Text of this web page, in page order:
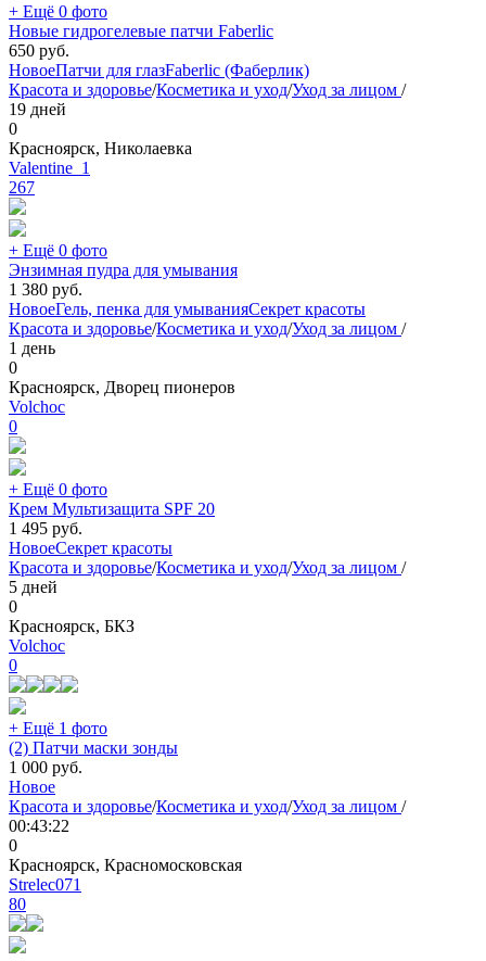
+ Ещё 0 фото
Новые гидрогелевые патчи Faberlic
650 руб.
НовоеПатчи для глазFaberlic (Фаберлик)
Красота и здоровье/Косметика и уход/Уход за лицом /
19 дней
0
Красноярск, Николаевка
Valentine_1
267
+ Ещё 0 фото
Энзимная пудра для умывания
1 380 руб.
НовоеГель, пенка для умыванияСекрет красоты
Красота и здоровье/Косметика и уход/Уход за лицом /
1 день
0
Красноярск, Дворец пионеров
Volchoc
0
+ Ещё 0 фото
Крем Мультизащита SPF 20
1 495 руб.
НовоеСекрет красоты
Красота и здоровье/Косметика и уход/Уход за лицом /
5 дней
0
Красноярск, БКЗ
Volchoc
0
+ Ещё 1 фото
(2) Патчи маски зонды
1 000 руб.
Новое
Красота и здоровье/Косметика и уход/Уход за лицом /
00:43:22
0
Красноярск, Красномосковская
Strelec071
80